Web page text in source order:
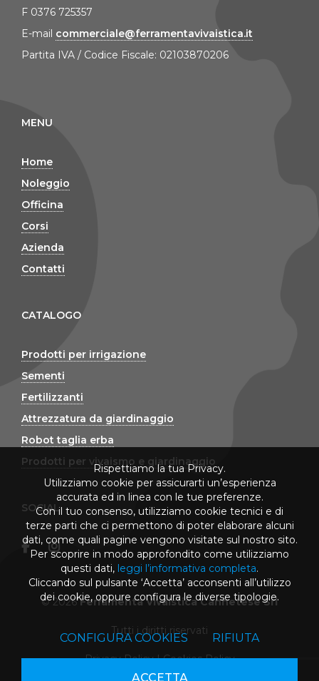
F 0376 725357
E-mail commerciale@ferramentavivaistica.it
Partita IVA / Codice Fiscale: 02103870206
MENU
Home
Noleggio
Officina
Corsi
Azienda
Contatti
CATALOGO
Prodotti per irrigazione
Sementi
Fertilizzanti
Attrezzatura da giardinaggio
Robot taglia erba
Prodotti per vivaismo e giardinaggio
SOCIAL
© 2026Ferramenta Vivaistica Cannetese Srl
Tutti i diritti riservati
Privacy Policy|Cookies Policy
Rispettiamo la tua Privacy.
Utilizziamo cookie per assicurarti un’esperienza
accurata ed in linea con le tue preferenze.
Con il tuo consenso, utilizziamo cookie tecnici e di
terze parti che ci permettono di poter elaborare alcuni
dati, come quali pagine vengono visitate sul nostro sito.
Per scoprire in modo approfondito come utilizziamo
questi dati, leggi l’informativa completa.
Cliccando sul pulsante ‘Accetta’ acconsenti all’utilizzo
dei cookie, oppure configura le diverse tipologie.
CONFIGURA COOKIES RIFIUTA
ACCETTA